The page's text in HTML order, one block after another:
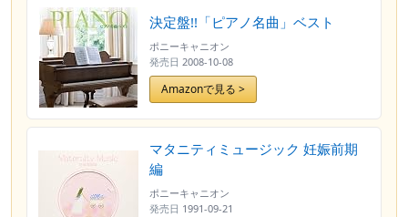
決定盤!!「ピアノ名曲」ベスト
ポニーキャニオン
発売日 2008-10-08
Amazonで見る >
マタニティミュージック 妊娠前期
編
ポニーキャニオン
発売日 1991-09-21